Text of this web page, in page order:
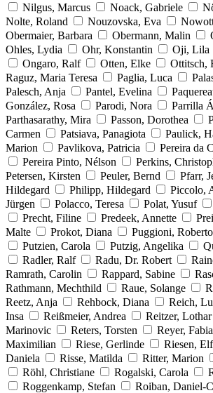
Nilgus, Marcus
Noack, Gabriele
Nolte, Roland
Nouzovska, Eva
Obermaier, Barbara
Obermann, Malin
Ohles, Lydia
Ohr, Konstantin Oji, Lila
Ongaro, Ralf
Otten, Elke Ottitsch,
Raguz, Maria Teresa
Paglia, Luca
Palesch, Anja
Pantel, Evelina
González, Rosa
Parodi, Nora
Parrilla
Parthasarathy, Mira
Passon, Dorothea
Carmen
Patsiava, Panagiota Paulick,
Marion
Pavlikova, Patricia
Pereira da
Pereira Pinto, Nélson
Perkins,
Petersen, Kirsten
Peuler, Bernd Pfarr,
Hildegard
Philipp, Hildegard Piccolo,
Jürgen
Polacco, Teresa Polat, Yusuf
Precht, Filine
Predeek, Annette
Malte
Prokot, Diana Puggioni, Roberto
Putzien, Carola
Putzig, Angelika
Radler, Ralf
Radu, Dr. Robert
Ramrath, Carolin
Rappard, Sabine
Rathmann, Mechthild
Raue, Solange
Reetz, Anja
Rehbock, Diana Reich,
Insa
Reißmeier, Andrea Reitzer, Lothar
Marinovic
Reters, Torsten Reyer,
Maximilian
Riese, Gerlinde Riesen,
Daniela
Risse, Matilda Ritter, Marion
Röhl, Christiane
Rogalski, Carola
Roggenkamp, Stefan
Roiban, Daniel-